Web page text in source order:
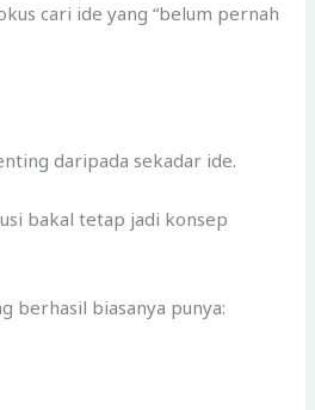
cari ide yang “belum pernah
daripada sekadar ide.
bakal tetap jadi konsep
berhasil biasanya punya: